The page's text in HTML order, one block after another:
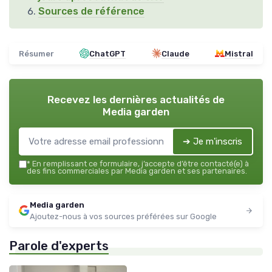
Sources de référence
Résumer ChatGPT Claude Mistral
Recevez les dernières actualités de
Media garden
➔ Je m'inscris
* En remplissant ce formulaire, j’accepte d’être contacté(e) à
des fins commerciales par Media garden et ses partenaires.
Media garden
Ajoutez-nous à vos sources préférées sur Google
Parole d'experts